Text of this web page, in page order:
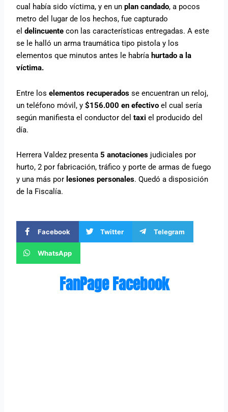
cual había sido víctima, y en unplan candado, a pocos
metro del lugar de los hechos, fue capturado
eldelincuentecon las características entregadas. A este
se le halló un arma traumática tipo pistola y los
elementos que minutos antes le habría hurtado a la
víctima.
Entre loselementos recuperados se encuentran un reloj,
un teléfono móvil, y $156.000 en efectivo el cual sería
según manifiesta el conductor deltaxiel producido del
día.
Herrera Valdez presenta5 anotaciones judiciales por
hurto, 2 por fabricación, tráfico y porte de armas de fuego
y una más por lesiones personales. Quedó a disposición
de la Fiscalía.
Facebook Twitter Telegram
WhatsApp
FanPage Facebook